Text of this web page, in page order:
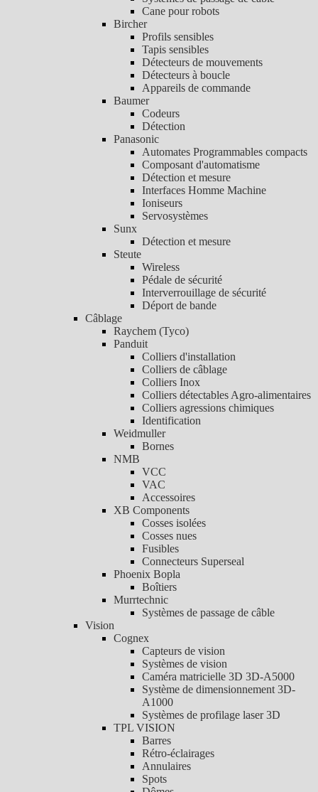
Cane pour robots
Bircher
Profils sensibles
Tapis sensibles
Détecteurs de mouvements
Détecteurs à boucle
Appareils de commande
Baumer
Codeurs
Détection
Panasonic
Automates Programmables compacts
Composant d'automatisme
Détection et mesure
Interfaces Homme Machine
Ioniseurs
Servosystèmes
Sunx
Détection et mesure
Steute
Wireless
Pédale de sécurité
Interverrouillage de sécurité
Déport de bande
Câblage
Raychem (Tyco)
Panduit
Colliers d'installation
Colliers de câblage
Colliers Inox
Colliers détectables Agro-alimentaires
Colliers agressions chimiques
Identification
Weidmuller
Bornes
NMB
VCC
VAC
Accessoires
XB Components
Cosses isolées
Cosses nues
Fusibles
Connecteurs Superseal
Phoenix Bopla
Boîtiers
Murrtechnic
Systèmes de passage de câble
Vision
Cognex
Capteurs de vision
Systèmes de vision
Caméra matricielle 3D 3D-A5000
Système de dimensionnement 3D-
A1000
Systèmes de profilage laser 3D
TPL VISION
Barres
Rétro-éclairages
Annulaires
Spots